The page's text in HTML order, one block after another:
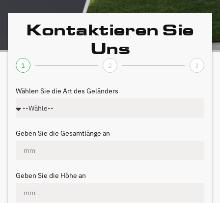
Kontaktieren Sie
Uns
1 2 3
Wählen Sie die Art des Geländers
Geben Sie die Gesamtlänge an
Geben Sie die Höhe an